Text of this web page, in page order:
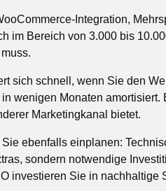
Integration,
im Bereich von 3.000 bis
sich schnell, wenn Sie den
wenigen Monaten
Marketingkanal bietet.
ebenfalls einplanen:
sondern notwendige
investieren Sie in nachhaltige